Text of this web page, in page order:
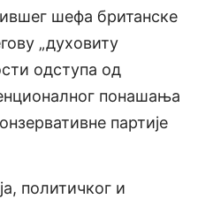
шефа британске
„духовиту
одступа од
понашања
партије
политичког и